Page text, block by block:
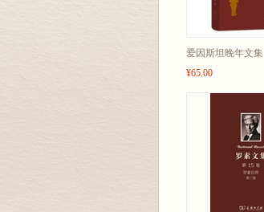
爱因斯坦晚年文集
¥65.00